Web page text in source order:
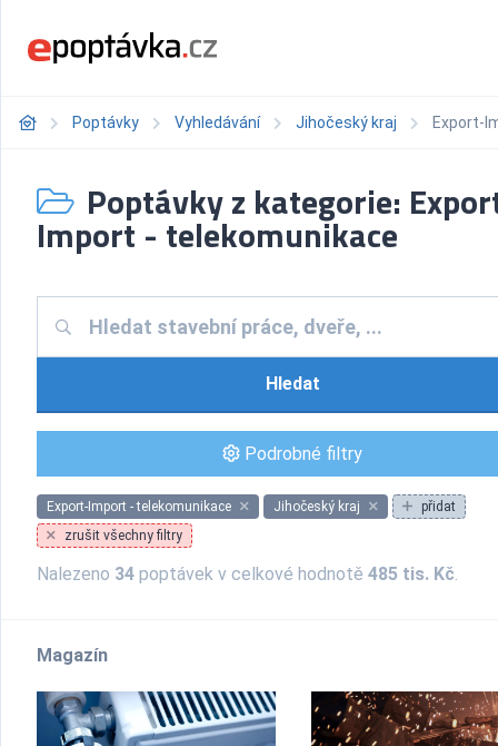
Poptávky Vyhledávání Jihočeský kraj Export-
Poptávky z kategorie:
Import - telekomunikace
Hledat
Podrobné filtry
Export-Import - telekomunikace Jihočeský kraj
přidat
zrušit všechny filtry
Nalezeno 34 poptávek v celkové hodnotě 485 tis. Kč.
Magazín